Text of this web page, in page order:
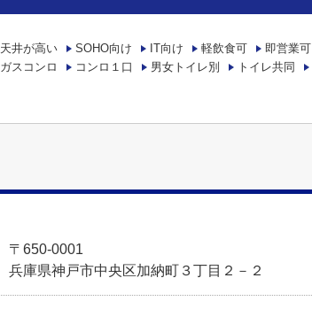
天井が高い SOHO向け IT向け 軽飲食可 即営業可
ガスコンロ コンロ１口 男女トイレ別 トイレ共同
〒650-0001
兵庫県神戸市中央区加納町３丁目２－２